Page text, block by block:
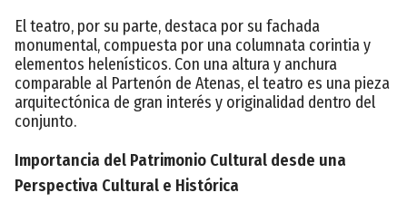
El teatro, por su parte, destaca por su fachada
monumental, compuesta por una columnata corintia y
elementos helenísticos. Con una altura y anchura
comparable al Partenón de Atenas, el teatro es una pieza
arquitectónica de gran interés y originalidad dentro del
conjunto.
Importancia del Patrimonio Cultural desde una
Perspectiva Cultural e Histórica